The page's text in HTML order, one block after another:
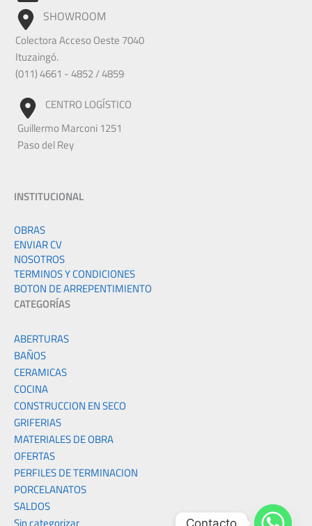
SHOWROOM
Colectora Acceso Oeste 7040
Ituzaingó.
(011) 4661 - 4852 / 4859
CENTRO LOGÍSTICO
Guillermo Marconi 1251
Paso del Rey
INSTITUCIONAL
OBRAS
ENVIAR CV
NOSOTROS
TERMINOS Y CONDICIONES
BOTON DE ARREPENTIMIENTO
CATEGORÍAS
ABERTURAS
BAÑOS
CERAMICAS
COCINA
CONSTRUCCION EN SECO
GRIFERIAS
MATERIALES DE OBRA
OFERTAS
PERFILES DE TERMINACION
PORCELANATOS
SALDOS
Contacto